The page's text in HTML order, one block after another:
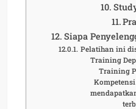
Siapa
Pelatihan ini
Training
Training